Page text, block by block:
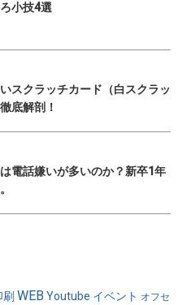
小技4選
スクラッチカード（白スクラッ
底解剖！
電話嫌いが多いのか？新卒1年
WEB Youtube イベント オフセ